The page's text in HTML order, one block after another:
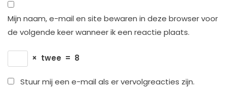
Mijn naam, e-mail en site bewaren in deze browser voor
de volgende keer wanneer ik een reactie plaats.
× twee = 8
Stuur mij een e-mail als er vervolgreacties zijn.